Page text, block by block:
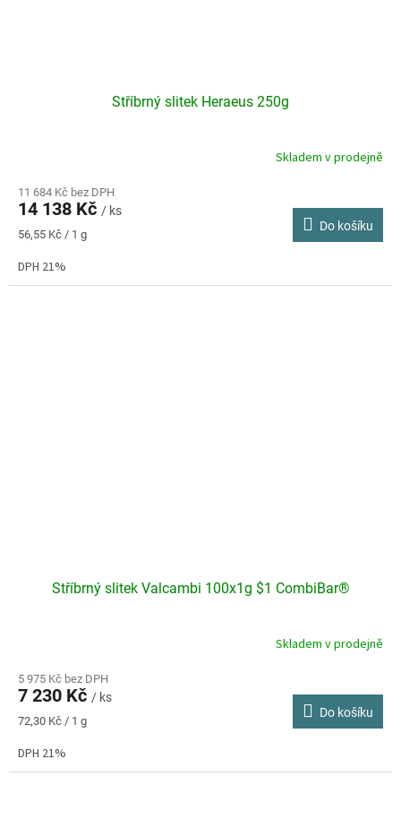
Stříbrný slitek Heraeus 250g
Skladem v prodejně
11 684 Kč bez DPH
14 138 Kč / ks
Měrná
56,55 Kč / 1 g
Do košíku
DPH 21%
Stříbrný slitek Valcambi 100x1g $1 CombiBar®
produktu
je
5,0
5
Skladem v prodejně
5 975 Kč bez DPH
7 230 Kč / ks
Měrná
72,30 Kč / 1 g
Do košíku
DPH 21%